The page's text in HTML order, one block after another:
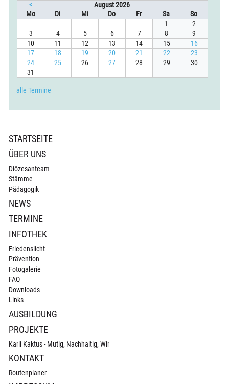
<
August 2026
Montag Dienstag Mittwoch DonnerstagFreitag Samstag Sonntag
1
2
3
4 5 6 7 8
9
10
11 12 13 14 15
16
17
18 19 20 21 22
23
24
25 26 27 28 29
30
31
alle Termine
STARTSEITE
ÜBER UNS
Diözesanteam
Stämme
Pädagogik
NEWS
TERMINE
INFOTHEK
Friedenslicht
Prävention
Fotogalerie
FAQ
Downloads
Links
AUSBILDUNG
PROJEKTE
Karli Kaktus - Mutig, Nachhaltig, Wir
KONTAKT
Routenplaner